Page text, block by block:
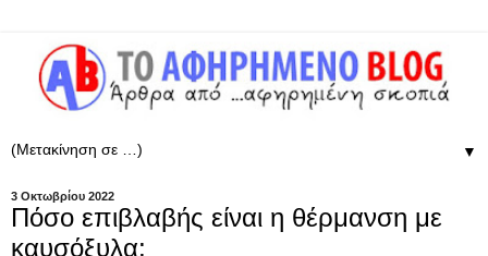
▼
3 Οκτωβρίου 2022
Πόσο επιβλαβής είναι η θέρμανση με
καυσόξυλα;